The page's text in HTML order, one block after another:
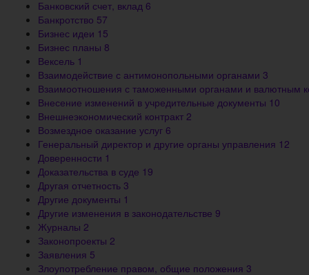
Банковский счет, вклад 6
Банкротство 57
Бизнес идеи 15
Бизнес планы 8
Вексель 1
Взаимодействие с антимонопольными органами 3
Взаимоотношения с таможенными органами и валютным
Внесение изменений в учредительные документы 10
Внешнеэкономический контракт 2
Возмездное оказание услуг 6
Генеральный директор и другие органы управления 12
Доверенности 1
Доказательства в суде 19
Другая отчетность 3
Другие документы 1
Другие изменения в законодательстве 9
Журналы 2
Законопроекты 2
Заявления 5
Злоупотребление правом, общие положения 3